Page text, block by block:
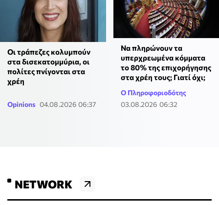
Οι τράπεζες κολυμπούν
στα δισεκατομμύρια, οι
πολίτες πνίγονται στα
χρέη
Opinions 04.08.2026 06:37
Να πληρώνουν τα
υπερχρεωμένα κόμματα
το 80% της επιχορήγησης
στα χρέη τους; Γιατί όχι;
Ο Πληροφοριοδότης
03.08.2026 06:32
NETWORK